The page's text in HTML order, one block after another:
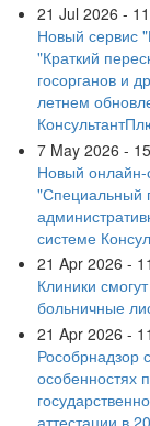
21 Jul 2026 -
Новый сервис
"Краткий
госорганов и
летнем
7 May 2026 -
Новый онлайн-
"Специальный
системе
21 Apr 2026 -
Клиники
больничные
21 Apr 2026 -
Рособрнадзор
особенностях
аттестации в